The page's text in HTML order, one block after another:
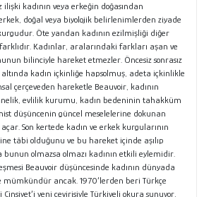
kadının veya erkeğin doğasından
doğal veya biyolojik belirlenimlerden ziyade
Öte yandan kadının ezilmişliği diğer
Kadınlar, aralarındaki farkları aşan ve
bilinciyle hareket etmezler. Öncesiz sonrasız
altında kadın içkinliğe hapsolmuş, adeta içkinlikle
çerçeveden hareketle Beauvoir, kadının
evlilik kurumu, kadın bedeninin tahakküm
düşüncenin güncel meselelerine dokunan
Son kertede kadın ve erkek kurgularının
tâbi olduğunu ve bu hareket içinde aşılıp
bunun olmazsa olmazı kadının etkili eylemidir.
Beauvoir düşüncesinde kadının dünyada
mümkündür ancak. 1970’lerden beri Türkçe
yeni çevirisiyle Türkiyeli okura sunuyor,